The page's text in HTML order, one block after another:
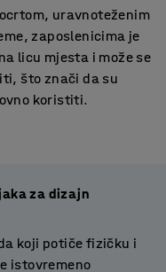
uravnoteženim
zaposlenicima je
licu mjesta i može se
što znači da su
koristiti.
za dizajn
koji potiče fizičku i
istovremeno